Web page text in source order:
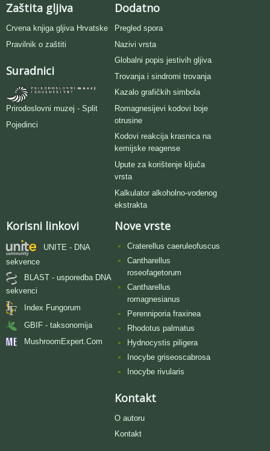
Zaštita gljiva
Crvena knjiga gljiva Hrvatske
Pravilnik o zaštiti
Suradnici
Prirodoslovni muzej - Split
Pojedinci
Dodatno
Pregled spora
Nazivi vrsta
Globalni popis jestivih gljiva
Trovanja i sindromi trovanja
Kazalo grafičkih simbola
Romagnesijevi kodovi boje
otrusine
Kodovi reakcija krasnica na
kemijske reagense
Upute za korištenje ključa
vrsta
Kalkulator alkoholno-vodenog
ekstrakta
Korisni linkovi
UNITE - DNA
sekvence
BLAST - usporedba DNA
sekvenci
Index Fungorum
GBIF - taksonomija
MushroomExpert.Com
Nove vrste
Craterellus caeruleofuscus
Cantharellus
roseofagetorum
Cantharellus
romagnesianus
Perenniporia fraxinea
Rhodotus palmatus
Hydnocystis piligera
Inocybe griseoscabrosa
Inocybe rivularis
Kontakt
O autoru
Kontakt